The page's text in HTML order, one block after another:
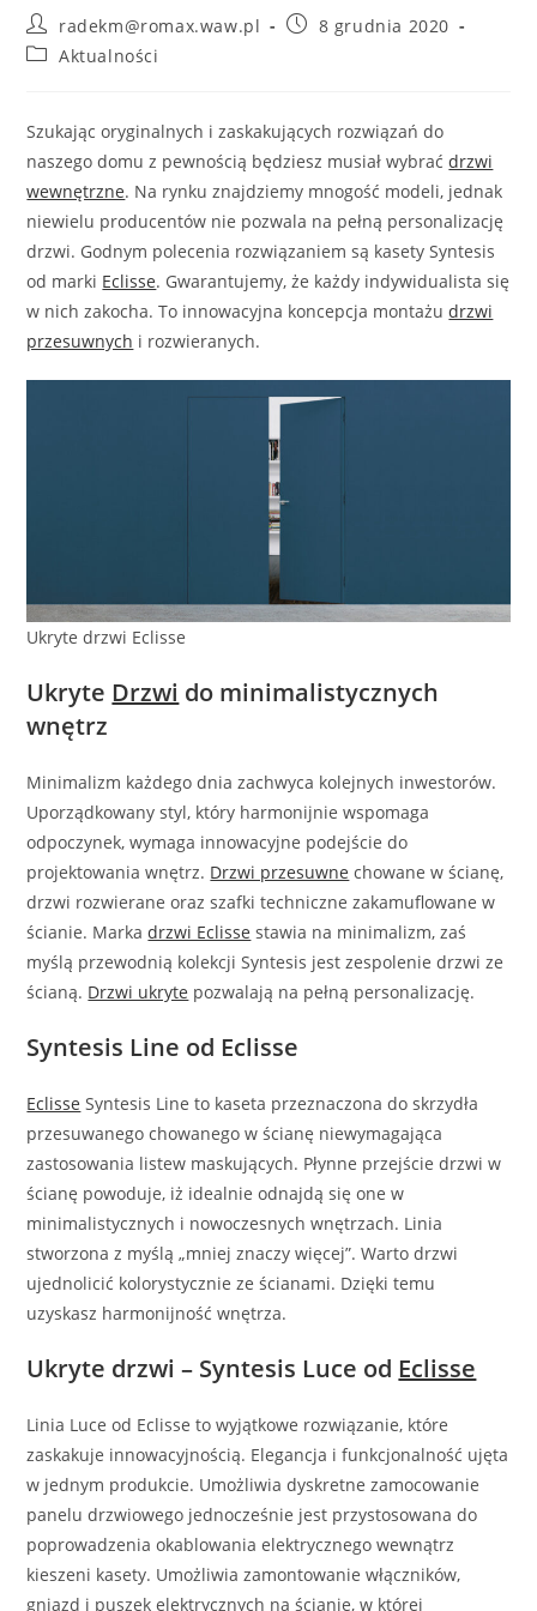
Post
author:
radekm@romax.waw.pl
Post8 grudnia 2020
PostAktualności
Szukając oryginalnych i zaskakujących rozwiązań do
naszego domu z pewnością będziesz musiał wybraćdrzwi
wewnętrzne. Na rynku znajdziemy mnogość modeli, jednak
niewielu producentów nie pozwala na pełną personalizację
drzwi. Godnym polecenia rozwiązaniem są kasety Syntesis
od marki Eclisse. Gwarantujemy, że każdy indywidualista się
w nich zakocha. To innowacyjna koncepcja montażudrzwi
przesuwnych i rozwieranych.
Ukryte drzwi Eclisse
Ukryte Drzwi do minimalistycznych
wnętrz
Minimalizm każdego dnia zachwyca kolejnych inwestorów.
Uporządkowany styl, który harmonijnie wspomaga
odpoczynek, wymaga innowacyjne podejście do
projektowania wnętrz. Drzwi przesuwne chowane w ścianę,
drzwi rozwierane oraz szafki techniczne zakamuflowane w
ścianie. Markadrzwi Eclisse stawia na minimalizm, zaś
myślą przewodnią kolekcji Syntesis jest zespolenie drzwi ze
ścianą. Drzwi ukryte pozwalają na pełną personalizację.
Syntesis Line od Eclisse
Eclisse Syntesis Line to kaseta przeznaczona do skrzydła
przesuwanego chowanego w ścianę niewymagająca
zastosowania listew maskujących. Płynne przejście drzwi w
ścianę powoduje, iż idealnie odnajdą się one w
minimalistycznych i nowoczesnych wnętrzach. Linia
stworzona z myślą „mniej znaczy więcej”. Warto drzwi
ujednolicić kolorystycznie ze ścianami. Dzięki temu
uzyskasz harmonijność wnętrza.
Ukryte drzwi – Syntesis Luce od Eclisse
Linia Luce od Eclisse to wyjątkowe rozwiązanie, które
zaskakuje innowacyjnością. Elegancja i funkcjonalność ujęta
w jednym produkcie. Umożliwia dyskretne zamocowanie
panelu drzwiowego jednocześnie jest przystosowana do
poprowadzenia okablowania elektrycznego wewnątrz
kieszeni kasety. Umożliwia zamontowanie włączników,
gniazd i puszek elektrycznych na ścianie, w której